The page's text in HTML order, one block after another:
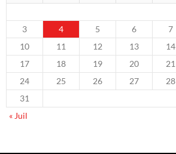
3
4 5 6 7
10
11 12 13 14
17
18 19 20 21
24
25 26 27 28
31
« Juil